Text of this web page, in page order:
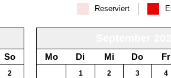
Reserviert
So
2
Mo Di Mi Do Fr
1 2 3 4